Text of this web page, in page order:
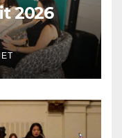
2026
su